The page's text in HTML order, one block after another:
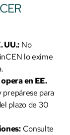
UU.: No
lo exime
en EE.
para
plazo de 30
Consulte